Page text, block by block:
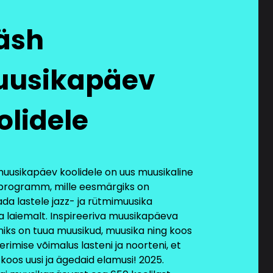
koolidele on uus muusikaline
mille eesmärgiks on
lastele jazz- ja rütmimuusika
laiemalt. Inspireeriva muusikapäeva
on tuua muusikud, muusika ning koos
võimalus lasteni ja noorteni, et
uusi ja ägedaid elamusi! 2025.
transporditeenuse
kontaktandmetele
kui see on vajalik
saada sihitud
e-posti teel, siis
pakkuvale
või Euroopa Liidu
mille andmekaitse
andmekaitse kilbi
saavad
küsimusi ning
ja infotehnilisi